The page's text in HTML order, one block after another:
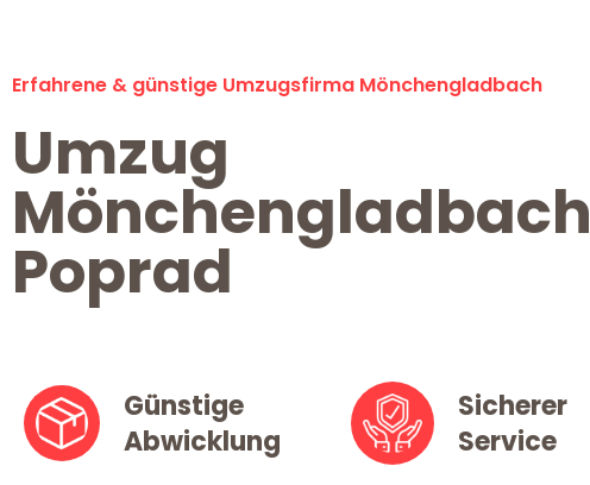
Erfahrene & günstige Umzugsfirma Mönchengladbach
Umzug
Mönchengladbach
Poprad
Günstige
Abwicklung
Sicherer
Service